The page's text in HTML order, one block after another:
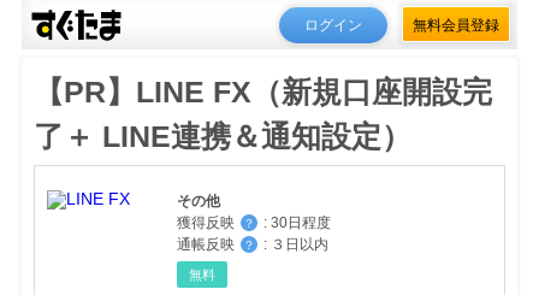
ログイン 無料会員登録
【PR】LINE FX（新規口座開設完
了＋ LINE連携＆通知設定）
その他
獲得反映
？ : 30日程度
通帳反映
？ : ３日以内
無料